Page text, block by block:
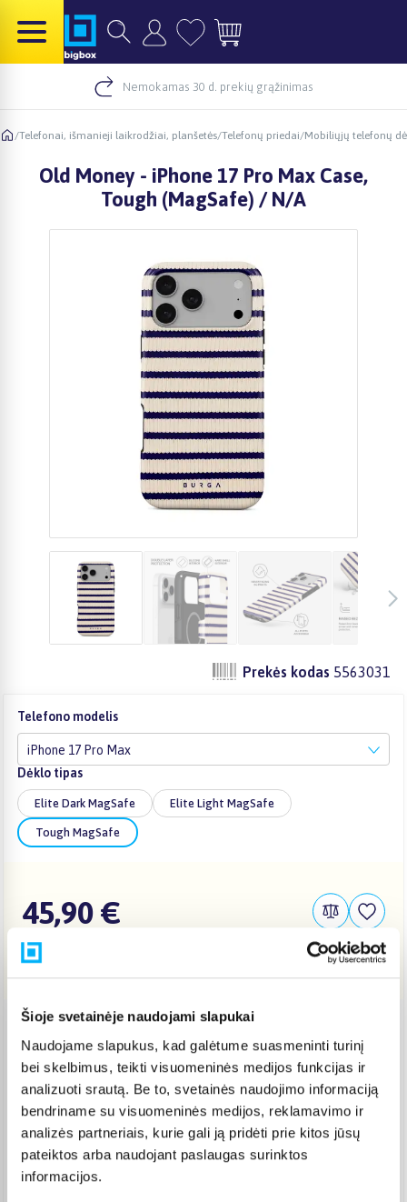
Šioje svetainėje naudojami slapukai
Naudojame slapukus, kad galėtume suasmeninti turinį
bei skelbimus, teikti visuomeninės medijos funkcijas ir
analizuoti srautą. Be to, svetainės naudojimo informaciją
bendriname su visuomeninės medijos, reklamavimo ir
analizės partneriais, kurie gali ją pridėti prie kitos jūsų
pateiktos arba naudojant paslaugas surinktos
informacijos.
Nemokamas 30 d. prekių grąžinimas
/Telefonai, išmanieji laikrodžiai, planšetės/Telefonų priedai/Mobiliųjų telefonų
Old Money - iPhone 17 Pro Max Case,
Tough (MagSafe) / N/A
Prekės kodas 5563031
Telefono modelis
iPhone 17 Pro Max
Dėklo tipas
Elite Dark MagSafe Elite Light MagSafe
Tough MagSafe
45,90 €
Venipak paštomatas ( 2,39 €)
Pristato ir šeštadienį
Teirautis
Venipak kurjeris 2,99 €
Teirautis
Omniva paštomatas (2,29 €)
Teirautis